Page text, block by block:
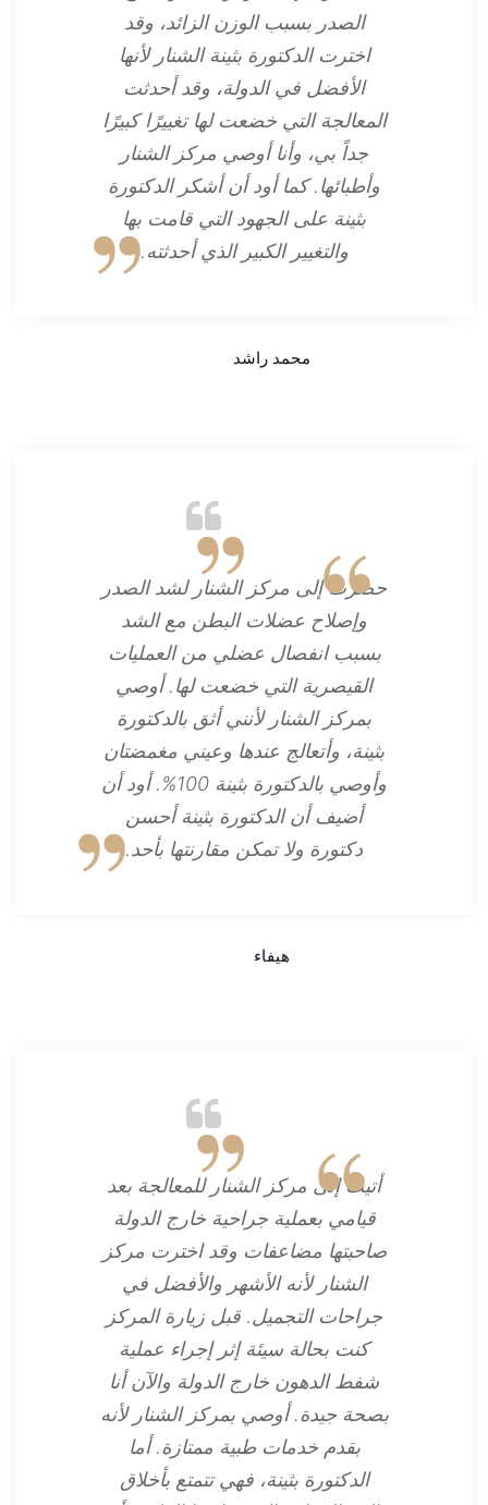
الصدر بسبب الوزن الزائد، وقد
اخترت الدكتورة بثينة الشنار لأنها
الأفضل في الدولة، وقد أحدثت
المعالجة التي خضعت لها تغييرًا كبيرًا
جداً بي، وأنا أوصي مركز الشنار
وأطبائها. كما أود أن أشكر الدكتورة
بثينة على الجهود التي قامت بها
والتغيير الكبير الذي أحدثته.
محمد راشد
حضرت إلى مركز الشنار لشد الصدر
وإصلاح عضلات البطن مع الشد
بسبب انفصال عضلي من العمليات
القيصرية التي خضعت لها. أوصي
بمركز الشنار لأنني أثق بالدكتورة
بثينة، وأتعالج عندها وعيني مغمضتان
وأوصي بالدكتورة بثينة 100%. أود أن
أضيف أن الدكتورة بثينة أحسن
دكتورة ولا تمكن مقارنتها بأحد.
هيفاء
أتيت إلى مركز الشنار للمعالجة بعد
قيامي بعملية جراحية خارج الدولة
صاحبتها مضاعفات وقد اخترت مركز
الشنار لأنه الأشهر والأفضل في
جراحات التجميل. قبل زيارة المركز
كنت بحالة سيئة إثر إجراء عملية
شفط الدهون خارج الدولة والآن أنا
بصحة جيدة. أوصي بمركز الشنار لأنه
بقدم خدمات طبية ممتازة. أما
الدكتورة بثينة، فهي تتمتع بأخلاق